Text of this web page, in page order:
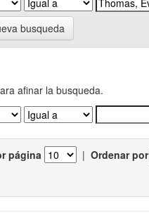
busqueda
afinar la busqueda.
página | Ordenar por